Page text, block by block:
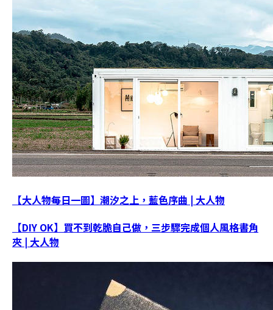
【大人物每日一圖】潮汐之上，藍色序曲 | 大人物
【DIY OK】買不到乾脆自己做，三步驟完成個人風格書角
夾 | 大人物